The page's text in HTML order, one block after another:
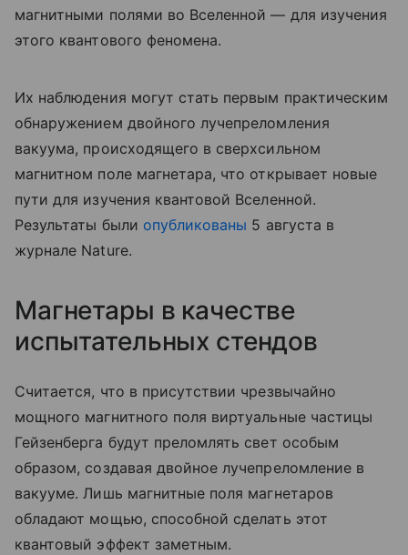
магнитными полями во Вселенной — для изучения
этого квантового феномена.
Их наблюдения могут стать первым практическим
обнаружением двойного лучепреломления
вакуума, происходящего в сверхсильном
магнитном поле магнетара, что открывает новые
пути для изучения квантовой Вселенной.
Результаты были опубликованы 5 августа в
журнале Nature.
Магнетары в качестве
испытательных стендов
Считается, что в присутствии чрезвычайно
мощного магнитного поля виртуальные частицы
Гейзенберга будут преломлять свет особым
образом, создавая двойное лучепреломление в
вакууме. Лишь магнитные поля магнетаров
обладают мощью, способной сделать этот
квантовый эффект заметным.